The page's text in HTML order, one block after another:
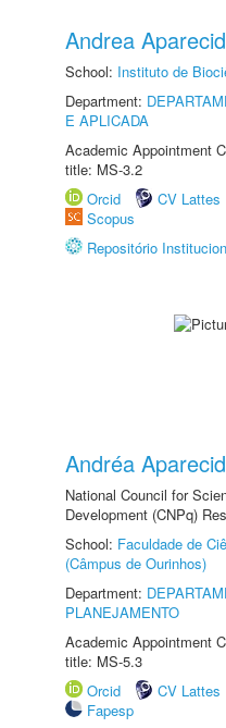
Andrea
School: Instituto de
Department:
E APLICADA
Academic Appointment
title: MS-3.2
Orcid
CV Lattes
Scopus
Repositório
Andréa
National Council for
Development (CNPq)
School: Faculdade de
(Câmpus de Ourinhos)
Department:
PLANEJAMENTO
Academic Appointment
title: MS-5.3
Orcid
CV Lattes
Fapesp